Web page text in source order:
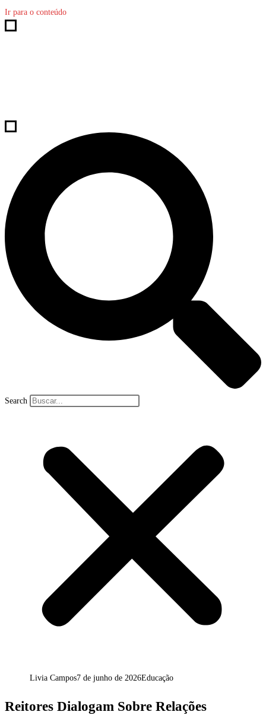
Ir para o conteúdo
Search
Livia Campos7 de junho de 2026Educação
Reitores Dialogam Sobre Relações